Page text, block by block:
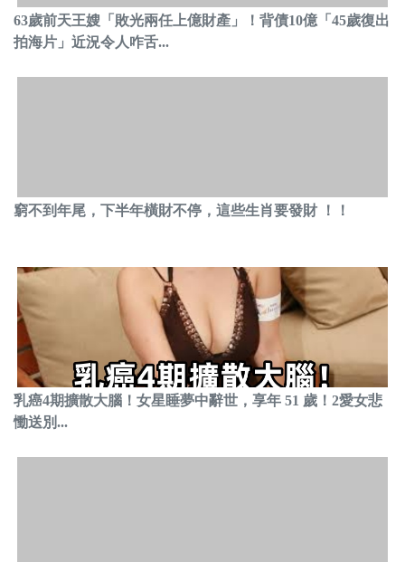
63歲前天王嫂「敗光兩任上億財產」！背債10億「45歲復出
拍海片」近況令人咋舌...
窮不到年尾，下半年橫財不停，這些生肖要發財 ！！
乳癌4期擴散大腦！女星睡夢中辭世，享年 51 歲！2愛女悲
慟送別...